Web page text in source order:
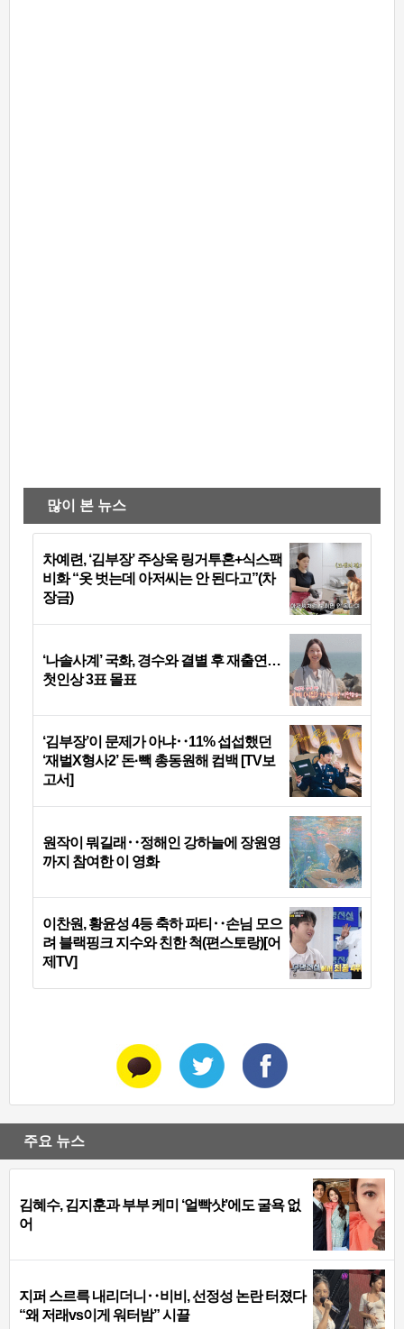
많이 본 뉴스
차예련, ‘김부장’ 주상욱 링거투혼+식스팩
비화 “옷 벗는데 아저씨는 안 된다고”(차
장금)
‘나솔사계’ 국화, 경수와 결별 후 재출연…
첫인상 3표 몰표
‘김부장’이 문제가 아냐‥11% 섭섭했던
‘재벌X형사2’ 돈·빽 총동원해 컴백 [TV보
고서]
원작이 뭐길래‥정해인 강하늘에 장원영
까지 참여한 이 영화
이찬원, 황윤성 4등 축하 파티‥손님 모으
려 블랙핑크 지수와 친한 척(편스토랑)[어
제TV]
주요 뉴스
김혜수, 김지훈과 부부 케미 ‘얼빡샷’에도 굴욕 없
어
지퍼 스르륵 내리더니‥비비, 선정성 논란 터졌다
“왜 저래vs이게 워터밤” 시끌